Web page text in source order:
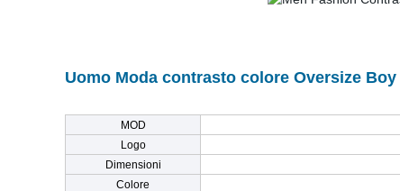
Uomo Moda contrasto colore Oversize
MOD
Logo
Dimensioni
Colore